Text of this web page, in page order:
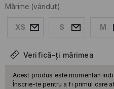
Mărime (vândut)
XS S M
Verifică-ți mărimea
Acest produs este momentan
Înscrie-te pentru a fi primul care